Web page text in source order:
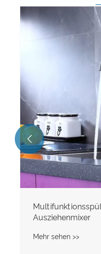
Ausziehenmixer
Mehr sehen >>
